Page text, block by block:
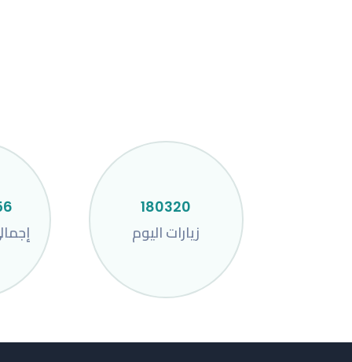
180320
زيارات اليوم